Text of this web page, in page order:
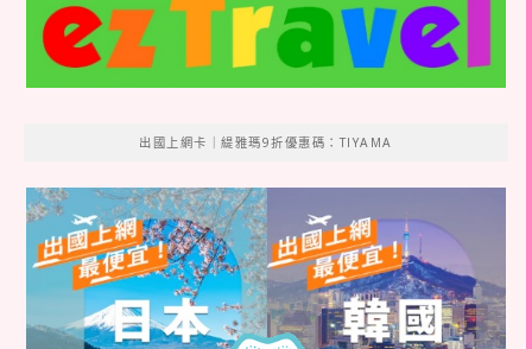
出國上網卡｜緹雅瑪9折優惠碼：TIYAMA